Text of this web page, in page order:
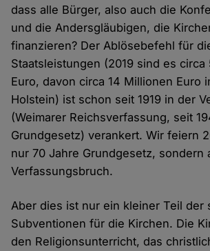
dass alle Bürger, also auch die
und die Andersgläubigen, die
finanzieren? Der Ablösebefehl für
Staatsleistungen (2019 sind es
Euro, davon circa 14 Millionen Euro
Holstein) ist schon seit 1919 in der
(Weimarer Reichsverfassung, seit
Grundgesetz) verankert. Wir feiern
nur 70 Jahre Grundgesetz, sondern
Verfassungsbruch.
Aber dies ist nur ein kleiner Teil der
Subventionen für die Kirchen. Die
den Religionsunterricht, das